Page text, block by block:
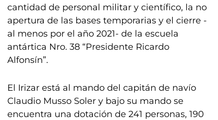
cantidad de personal militar y científico, la no
apertura de las bases temporarias y el cierre -
al menos por el año 2021- de la escuela
antártica Nro. 38 “Presidente Ricardo
Alfonsín”.
El Irizar está al mando del capitán de navío
Claudio Musso Soler y bajo su mando se
encuentra una dotación de 241 personas, 190